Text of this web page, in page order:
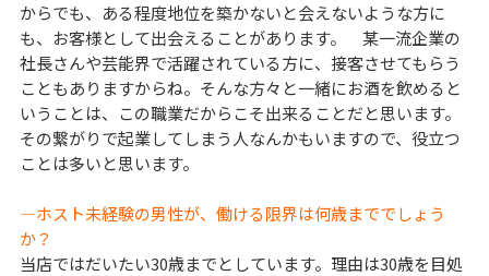
からでも、ある程度地位を築かないと会えないような方に
も、お客様として出会えることがあります。 某一流企業の
社長さんや芸能界で活躍されている方に、接客させてもらう
こともありますからね。そんな方々と一緒にお酒を飲めると
いうことは、この職業だからこそ出来ることだと思います。
その繋がりで起業してしまう人なんかもいますので、役立つ
ことは多いと思います。
―ホスト未経験の男性が、働ける限界は何歳まででしょう
か？
当店ではだいたい30歳までとしています。理由は30歳を目処